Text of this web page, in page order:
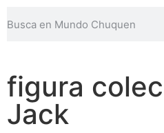
figura
Jack